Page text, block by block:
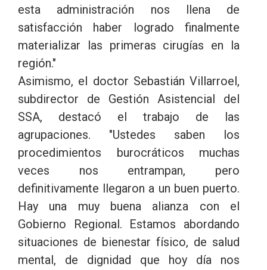
esta administración nos llena de
satisfacción haber logrado finalmente
materializar las primeras cirugías en la
región."
Asimismo, el doctor Sebastián Villarroel,
subdirector de Gestión Asistencial del
SSA, destacó el trabajo de las
agrupaciones. "Ustedes saben los
procedimientos burocráticos muchas
veces nos entrampan, pero
definitivamente llegaron a un buen puerto.
Hay una muy buena alianza con el
Gobierno Regional. Estamos abordando
situaciones de bienestar físico, de salud
mental, de dignidad que hoy día nos